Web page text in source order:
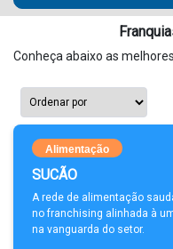
Conheça abaixo as
Alimentação
SUCÃO
A rede de alimentação
no franchising alinhada à
na vanguarda do setor.